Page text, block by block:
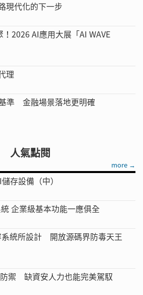
現代化的下一步
2026 AI應用大展「AI WAVE
理
準 金融場景落地更明確
人氣點閱
more →
存設備（中）
企業級基本功能一應俱全
系統所設計 開放源碼界防毒天王
禦 缺資安人力也能完美駕馭